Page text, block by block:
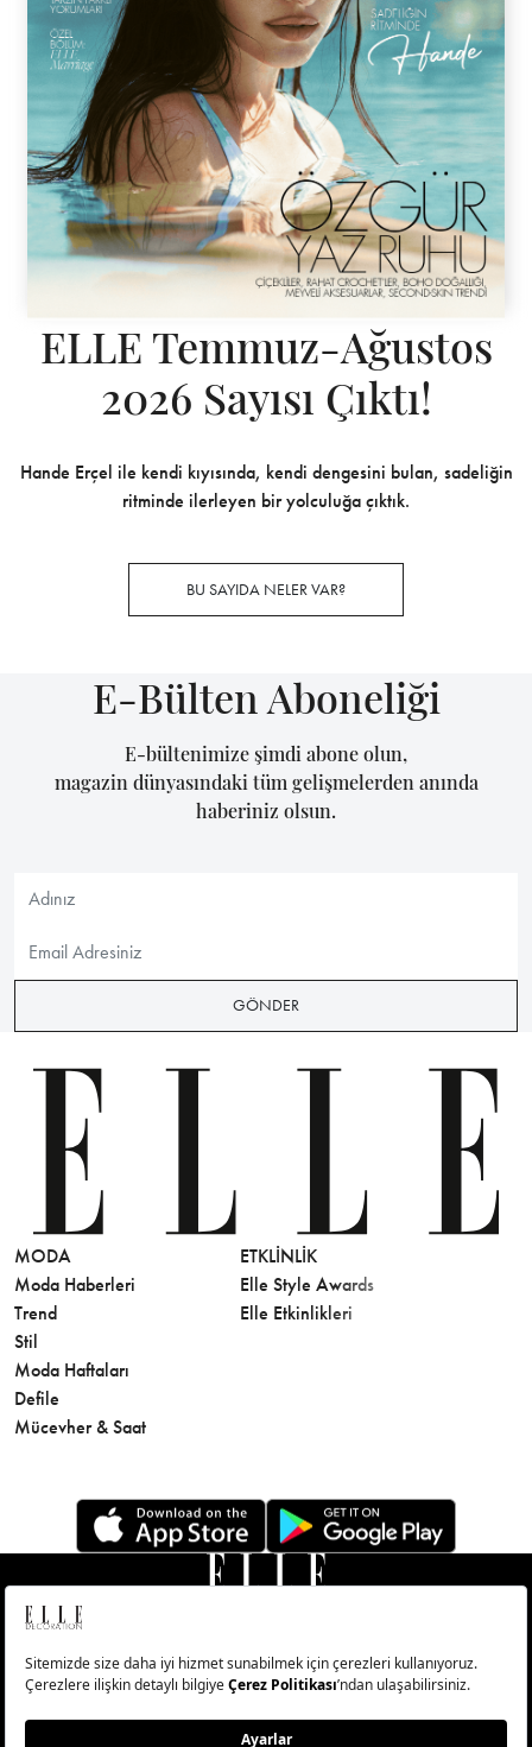
ELLE Temmuz-Ağustos
2026 Sayısı Çıktı!
Hande Erçel ile kendi kıyısında, kendi dengesini bulan, sadeliğin
ritminde ilerleyen bir yolculuğa çıktık.
BU SAYIDA NELER VAR?
E-Bülten Aboneliği
E-bültenimize şimdi abone olun,
magazin dünyasındaki tüm gelişmelerden anında
haberiniz olsun.
GÖNDER
MODA
Moda Haberleri
Trend
Stil
Moda Haftaları
Defile
Mücevher & Saat
ETKLINLIK
Elle Style Awards
Elle Etkinlikleri
© Big Medya Teknoloji A.Ş. Altunizade Mahallesi Kuşbakışı